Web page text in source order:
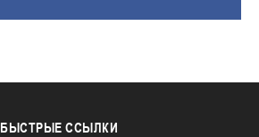
БЫСТРЫЕ ССЫЛКИ